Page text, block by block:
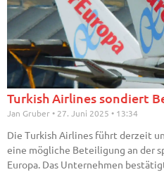
Turkish Airlines sondiert
Jan Gruber 27. Juni 2025 13:34
Die Turkish Airlines führt derzeit
eine mögliche Beteiligung an der
Europa. Das Unternehmen